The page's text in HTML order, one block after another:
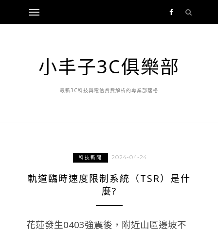
小丰子3C俱樂部
最新3C科技與電信資費解析的專業部落格
科技新聞 2024-04-24
軌道臨時速度限制系統（TSR）是什
麼?
花蓮發生0403強震後，附近山區邊坡不